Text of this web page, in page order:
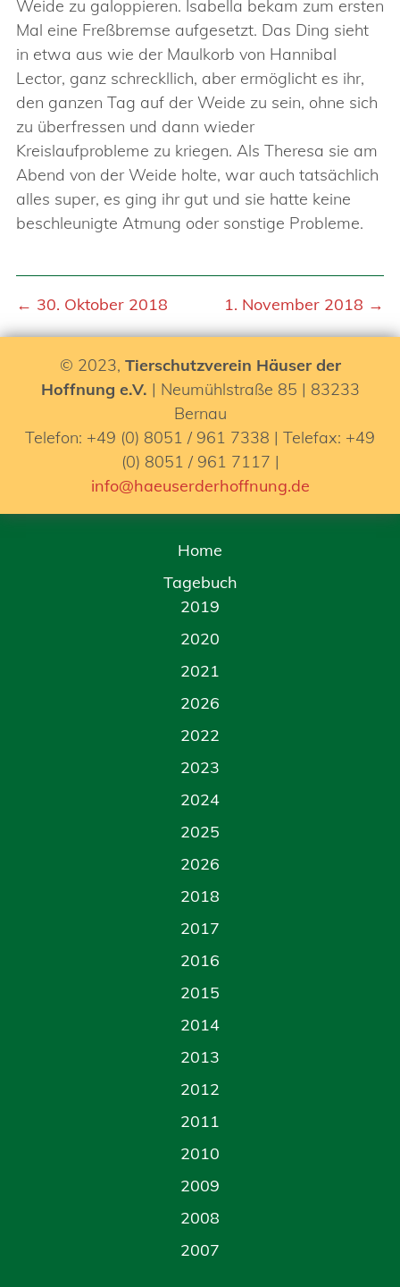
Weide zu galoppieren. Isabella bekam zum ersten
Mal eine Freßbremse aufgesetzt. Das Ding sieht
in etwa aus wie der Maulkorb von Hannibal
Lector, ganz schreckllich, aber ermöglicht es ihr,
den ganzen Tag auf der Weide zu sein, ohne sich
zu überfressen und dann wieder
Kreislaufprobleme zu kriegen. Als Theresa sie am
Abend von der Weide holte, war auch tatsächlich
alles super, es ging ihr gut und sie hatte keine
beschleunigte Atmung oder sonstige Probleme.
← 30. Oktober 2018 1. November 2018 →
© 2023, Tierschutzverein Häuser der
Hoffnung e.V. | Neumühlstraße 85 | 83233
Bernau
Telefon: +49 (0) 8051 / 961 7338 | Telefax: +49
(0) 8051 / 961 7117 |
info@haeuserderhoffnung.de
Home
Tagebuch
2019
2020
2021
2026
2022
2023
2024
2025
2026
2018
2017
2016
2015
2014
2013
2012
2011
2010
2009
2008
2007